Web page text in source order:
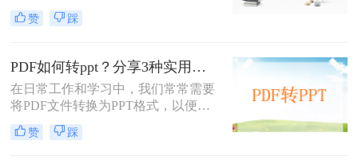
式，以便于演示和分享。那么PDF如
何转化为PPT免费呢？以下是两种免
PPT的转换。
赞 踩
PDF如何转ppt？分享3种实用的压缩方法！
在日常工作和学习中，我们常常需要
将PDF文件转换为PPT格式，以便进
行演示或进一步编辑。PDF文件以其
固定格式和跨平台的优势而广受欢
赞 踩